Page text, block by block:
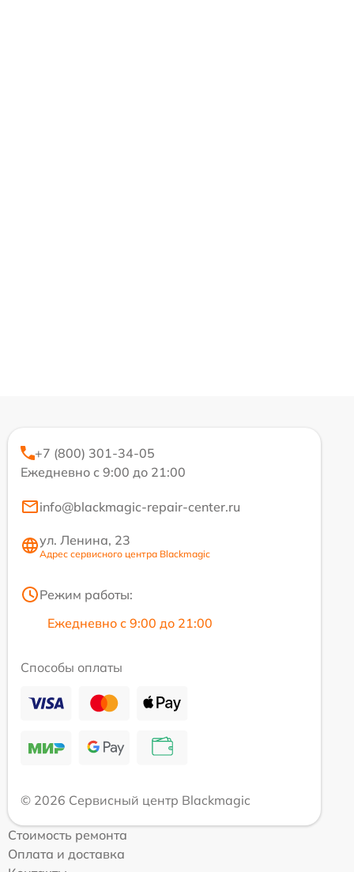
+7 (800) 301-34-05
Ежедневно с 9:00 до 21:00
info@blackmagic-repair-center.ru
ул. Ленина, 23
Адрес сервисного центра Blackmagic
Режим работы:
Ежедневно с 9:00 до 21:00
Способы оплаты
© 2026 Сервисный центр Blackmagic
Стоимость ремонта
Оплата и доставка